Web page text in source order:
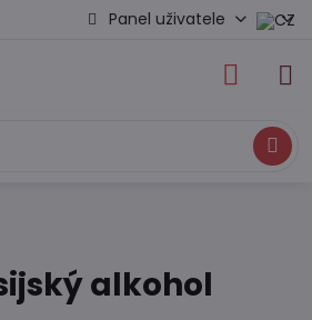
Panel uživatele
Hledat
alkohol